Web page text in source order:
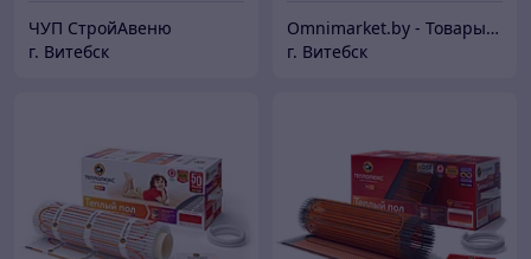
ЧУП СтройАвеню
г. Витебск
Omnimarket.by - Товары для дома и стройки с доставкой по Беларуси
г. Витебск